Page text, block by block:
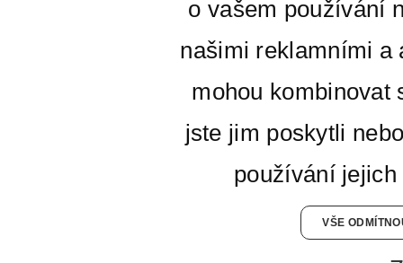
o vašem používání
našimi reklamními a
mohou kombinovat
jste jim poskytli
používání
VŠE